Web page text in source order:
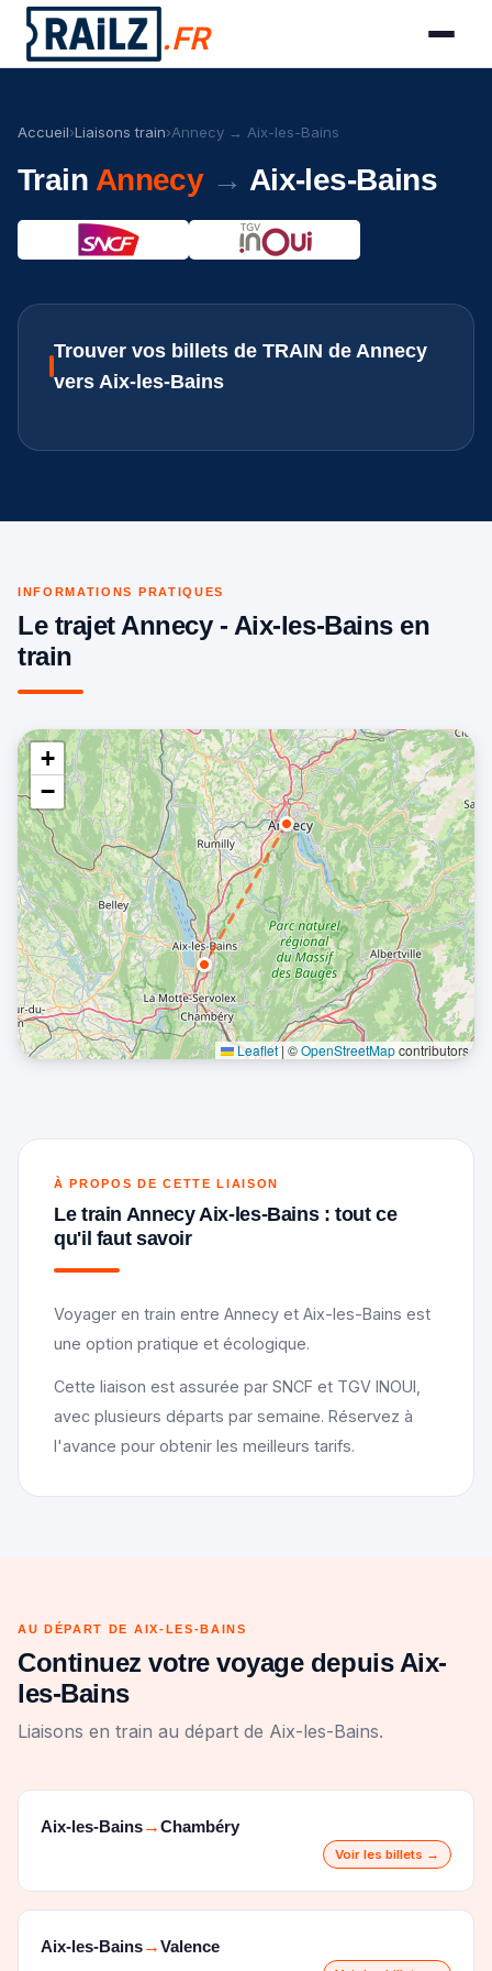
.FR
Accueil›Liaisons train›Annecy → Aix-les-Bains
Train Annecy → Aix-les-Bains
Trouver vos billets de TRAIN de Annecy
vers Aix-les-Bains
INFORMATIONS PRATIQUES
Le trajet Annecy - Aix-les-Bains en
train
+
−
Leaflet| ©OpenStreetMapcontributors
À PROPOS DE CETTE LIAISON
Le train Annecy Aix-les-Bains : tout ce
qu'il faut savoir
Voyager en train entre Annecy et Aix-les-Bains est
une option pratique et écologique.
Cette liaison est assurée par SNCF et TGV INOUI,
avec plusieurs départs par semaine. Réservez à
l'avance pour obtenir les meilleurs tarifs.
AU DÉPART DE AIX-LES-BAINS
Continuez votre voyage depuis Aix-
les-Bains
Liaisons en train au départ de Aix-les-Bains.
Aix-les-Bains→Chambéry
Voir les billets →
Aix-les-Bains→Valence